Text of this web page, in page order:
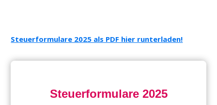
Steuerformulare 2025 als PDF hier runterladen!
Steuerformulare 2025